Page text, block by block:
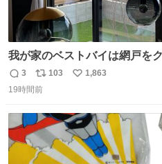
我が家のベストバイは網戸を
と。網目が細かいから虫の侵
もクリアで網戸の存在を感じ
コスパ。これから家を建てる
返
信
3
リ
ポ
ト
数
103
い
数
1,863
19時間前